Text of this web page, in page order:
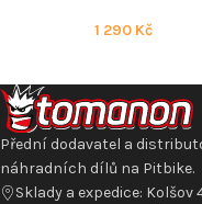
1 290 Kč
Přední dodavatel a
náhradních dílů na Pitbike.
Sklady a expedice: Kolšov